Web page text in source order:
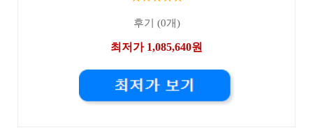
후기 (0개)
최저가 1,085,640원